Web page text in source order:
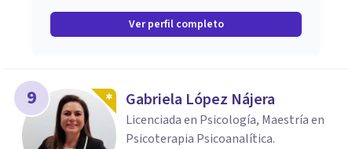
Ver perfil completo
9 Gabriela López Nájera
Licenciada en Psicología, Maestría en
Psicoterapia Psicoanalítica.